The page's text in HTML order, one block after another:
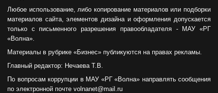
Любое использование, либо копирование материалов или подборки
материалов сайта, элементов дизайна и оформления допускается
только с письменного разрешения правообладателя - МАУ «РГ
«Волна».
Материалы в рубрике «Бизнес» публикуются на правах рекламы.
Главный редактор: Нечаева Т.В.
По вопросам коррупции в МАУ «РГ «Волна» направлять сообщения
по электронной почте volnanet@mail.ru